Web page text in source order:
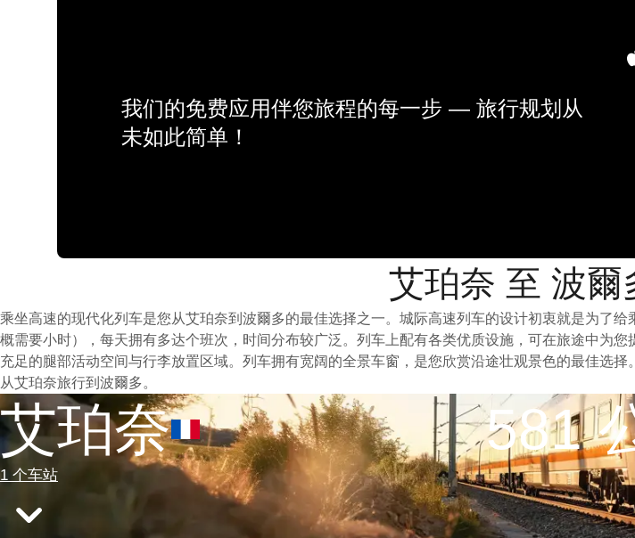
我们的免费应用伴您旅程的每一步 — 旅行规划从
未如此简单！
艾珀奈 至 波爾
乘坐高速的现代化列车是您从艾珀奈到波爾多的最佳选择之一。城际高速列车的设计初衷就是为了
概需要小时），每天拥有多达个班次，时间分布较广泛。列车上配有各类优质设施，可在旅途中为
充足的腿部活动空间与行李放置区域。列车拥有宽阔的全景车窗，是您欣赏沿途壮观景色的最佳选
从艾珀奈旅行到波爾多。
艾珀奈
1 个车站
581